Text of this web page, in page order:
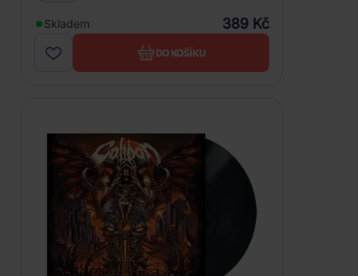
Skladem 389 Kč
DO KOŠÍKU